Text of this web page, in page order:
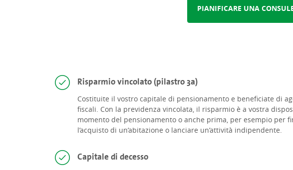
PIANIFICARE UNA
Risparmio vincolato (pilastro 3a)
Costituite il vostro capitale di pensionamento e beneficiate di
fiscali. Con la previdenza vincolata, il risparmio è a vostra
momento del pensionamento o anche prima, per esempio per
l’acquisto di un’abitazione o lanciare un’attività indipendente.
Capitale di decesso